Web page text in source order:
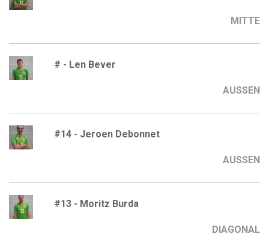
MITTE
# - Len Bever
AUSSEN
#14 - Jeroen Debonnet
AUSSEN
#13 - Moritz Burda
DIAGONAL